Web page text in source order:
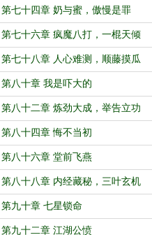
第七十四章 奶与蜜，傲慢是罪
第七十六章 疯魔八打，一棍天倾
（求月票）
第七十八章 人心难测，顺藤摸瓜
第八十章 我是吓大的
第八十二章 炼劲大成，举告立功
第八十四章 悔不当初
第八十六章 堂前飞燕
第八十八章 内经藏秘，三叶玄机
第九十章 七星锁命
第九十二章 江湖公愤